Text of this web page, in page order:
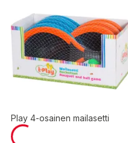
Play 4-osainen mailasetti